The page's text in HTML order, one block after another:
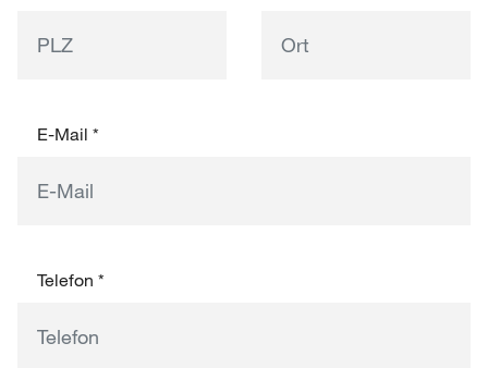
E-Mail *
Telefon *